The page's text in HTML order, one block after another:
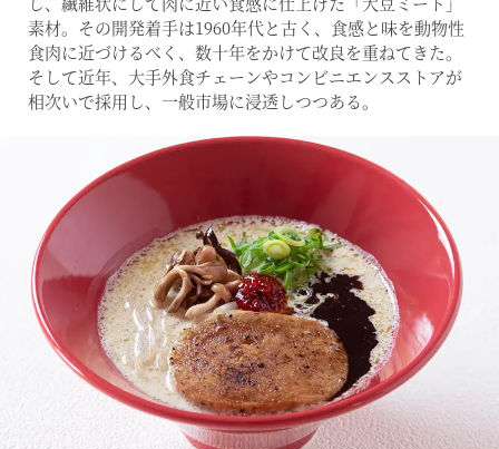
素材。その開発着手は1960年代と古く、食感と味を動物性
食肉に近づけるべく、数十年をかけて改良を重ねてきた。
そして近年、大手外食チェーンやコンビニエンスストアが
相次いで採用し、一般市場に浸透しつつある。